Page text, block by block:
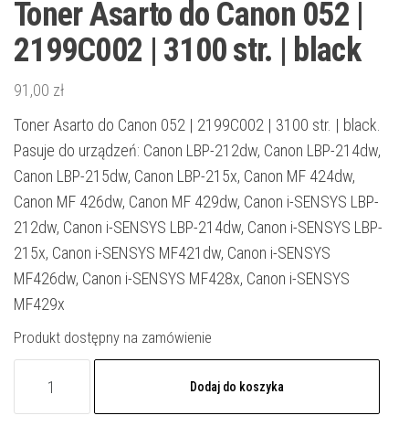
Toner Asarto do Canon 052 |
2199C002 | 3100 str. | black
91,00 zł
Toner Asarto do Canon 052 | 2199C002 | 3100 str. | black.
Pasuje do urządzeń: Canon LBP-212dw, Canon LBP-214dw,
Canon LBP-215dw, Canon LBP-215x, Canon MF 424dw,
Canon MF 426dw, Canon MF 429dw, Canon i-SENSYS LBP-
212dw, Canon i-SENSYS LBP-214dw, Canon i-SENSYS LBP-
215x, Canon i-SENSYS MF421dw, Canon i-SENSYS
MF426dw, Canon i-SENSYS MF428x, Canon i-SENSYS
MF429x
Produkt dostępny na zamówienie
Dodaj do koszyka